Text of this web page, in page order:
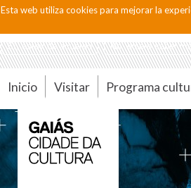
Esta web utiliza cookies para mejorar la
Sí, estoy de acuerdo No, quiero saber
Pasar al contenido principal
Inicio Visitar Programa